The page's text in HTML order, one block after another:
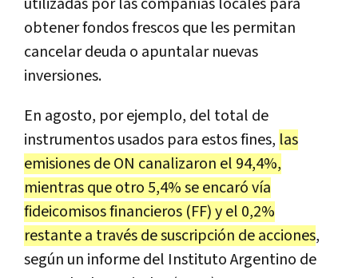
obtener fondos frescos que les permitan
cancelar deuda o apuntalar nuevas
inversiones.
En agosto, por ejemplo, del total de
instrumentos usados para estos fines, las
emisiones de ON canalizaron el 94,4%,
mientras que otro 5,4% se encaró vía
fideicomisos financieros (FF) y el 0,2%
restante a través de suscripción de acciones,
según un informe del Instituto Argentino de